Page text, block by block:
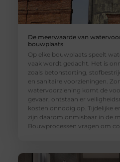
De meerwaarde van
bouwplaats
Op elke bouwplaats speelt
vaak wordt gedacht. Het is
zoals betonstorting,
en sanitaire voorzieningen.
watervoorziening komt de
gevaar, ontstaan er
kosten onnodig op. Tijdelijke
zijn daarom onmisbaar in de
Bouwprocessen vragen om